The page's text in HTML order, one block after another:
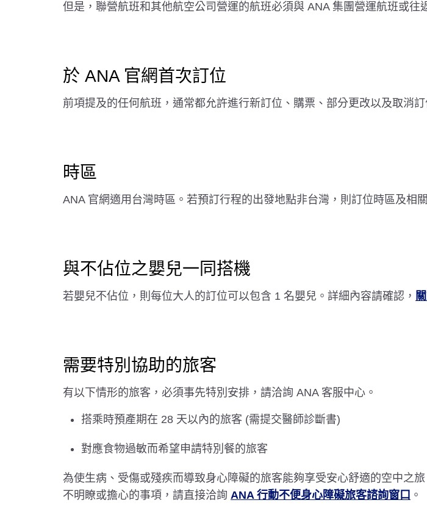
但是，聯營航班和其他航空公司營運的航班必須與 ANA 集團營運航班或往
於 ANA 官網首次訂位
前項提及的任何航班，通常都允許進行新訂位、購票、部分更改以及取消
時區
ANA 官網適用台灣時區。若預訂行程的出發地點非台灣，則訂位時區及相
與不佔位之嬰兒一同搭機
若嬰兒不佔位，則每位大人的訂位可以包含 1 名嬰兒。詳細內容請確認，
需要特別協助的旅客
有以下情形的旅客，必須事先特別安排，請洽詢 ANA 客服中心。
搭乘時預產期在 28 天以內的旅客 (需提交醫師診斷書)
對應食物過敏而希望申請特別餐的旅客
為使生病、受傷或殘疾而導致身心障礙的旅客能夠享受安心舒適的空中之
不明瞭或擔心的事項，請直接洽詢 ANA 行動不便身心障礙旅客諮詢窗口 。